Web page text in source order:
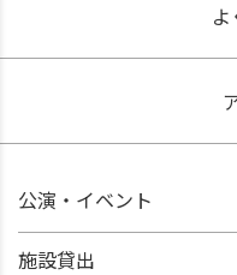
公演・イベント
施設貸出